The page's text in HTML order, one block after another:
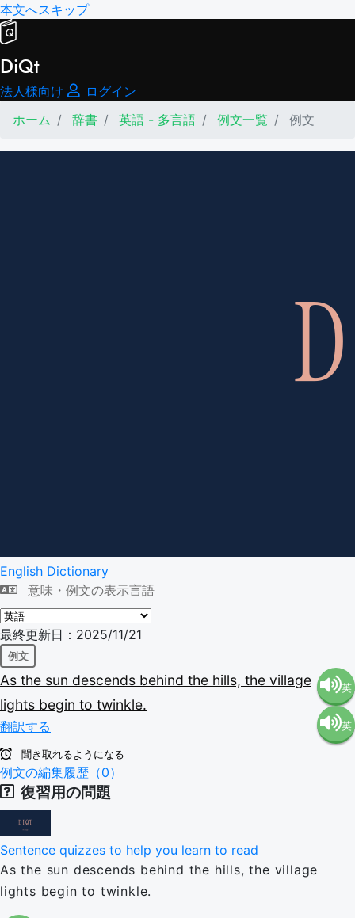
本文へスキップ
DiQt
法人様向け
ログイン
ホーム
辞書 英語 - 多言語 例文一覧 例文
English Dictionary
意味・例文の表示言語
最終更新日：2025/11/21
例文
As the sun descends behind the hills, the village
lights begin to twinkle.
翻訳する
英
語（米
英
聞き取れるようになる
例文の編集履歴（0）
復習用の問題
Sentence quizzes to help you learn to read
As the sun descends behind the hills, the village
lights begin to twinkle.